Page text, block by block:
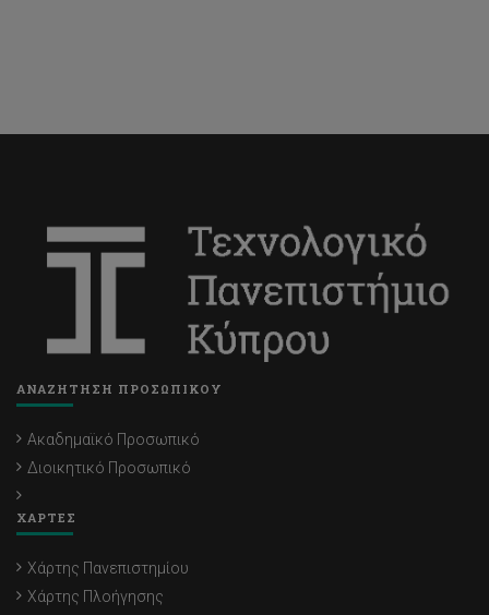
ΑΝΑΖΗΤΗΣΗ ΠΡΟΣΩΠΙΚΟΥ
Ακαδημαϊκό Προσωπικό
Διοικητικό Προσωπικό
ΧΑΡΤΕΣ
Χάρτης Πανεπιστημίου
Χάρτης Πλοήγησης